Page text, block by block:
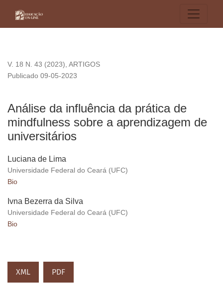
V. 18 N. 43 (2023), ARTIGOS
Análise da influência da prática de
mindfulness sobre a aprendizagem de
universitários
Publicado 09-05-2023
Luciana de Lima
Universidade Federal do Ceará (UFC)
Bio
Ivna Bezerra da Silva
Universidade Federal do Ceará (UFC)
Bio
XML PDF